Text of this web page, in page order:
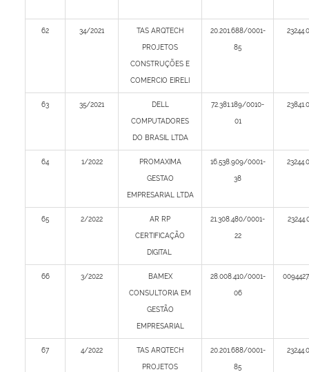
62 34/2021 TAS ARQTECH
PROJETOS
CONSTRUÇÕES E
COMERCIO EIRELI
20.201.688/0001-
85
63 35/2021 DELL
COMPUTADORES
DO BRASIL LTDA
72.381.189/0010-
01
64 1/2022 PROMAXIMA
GESTAO
EMPRESARIAL LTDA
16.538.909/0001-
38
65 2/2022 AR RP
CERTIFICAÇÃO
DIGITAL
21.308.480/0001-
22
66 3/2022 BAMEX
CONSULTORIA EM
GESTÃO
EMPRESARIAL
28.008.410/0001-
06
67 4/2022 TAS ARQTECH
PROJETOS
20.201.688/0001-
85